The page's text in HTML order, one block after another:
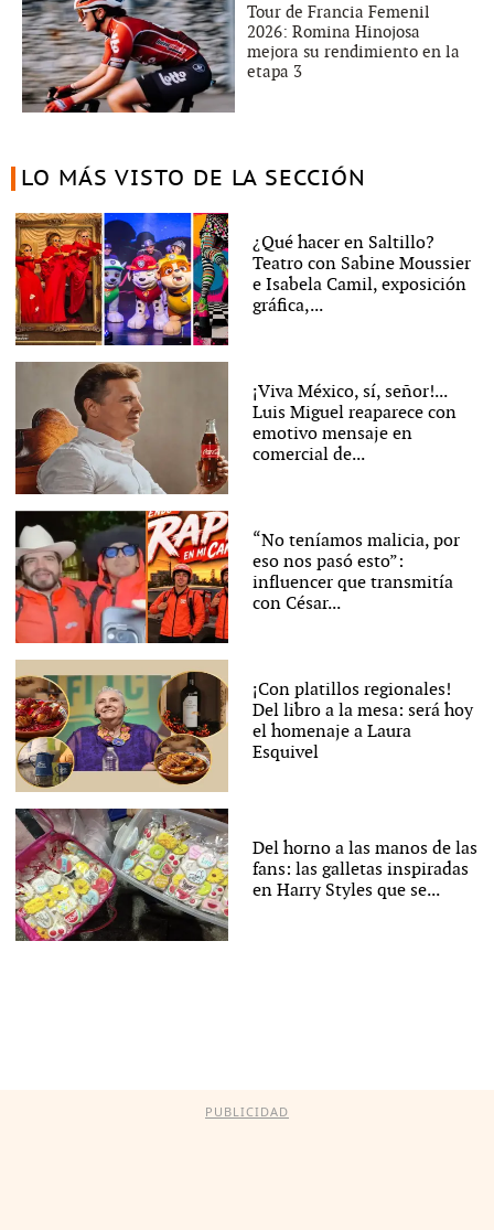
Tour de Francia Femenil
2026: Romina Hinojosa
mejora su rendimiento en la
etapa 3
LO MÁS VISTO DE LA SECCIÓN
¿Qué hacer en Saltillo?
Teatro con Sabine Moussier
e Isabela Camil, exposición
gráfica,...
¡Viva México, sí, señor!...
Luis Miguel reaparece con
emotivo mensaje en
comercial de...
“No teníamos malicia, por
eso nos pasó esto”:
influencer que transmitía
con César...
¡Con platillos regionales!
Del libro a la mesa: será hoy
el homenaje a Laura
Esquivel
Del horno a las manos de las
fans: las galletas inspiradas
en Harry Styles que se...
PUBLICIDAD